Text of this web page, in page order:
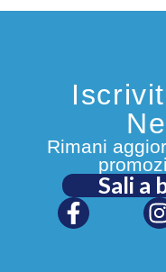
Rimani
Sali a